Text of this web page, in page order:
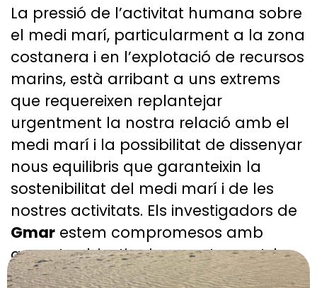
La pressió de l’activitat humana sobre
el medi marí, particularment a la zona
costanera i en l’explotació de recursos
marins, està arribant a uns extrems
que requereixen replantejar
urgentment la nostra relació amb el
medi marí i la possibilitat de dissenyar
nous equilibris que garanteixin la
sostenibilitat del medi marí i de les
nostres activitats. Els investigadors de
Gmar estem compromesos amb
aquests objectius i concretament, les
nostres activitats incideixen en: